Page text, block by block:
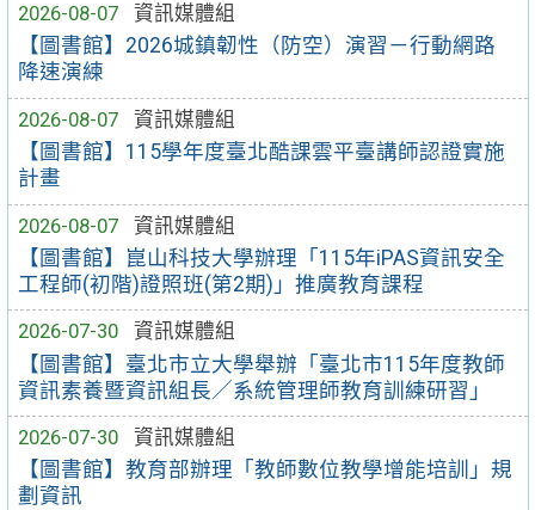
2026-08-07
資訊媒體組
【圖書館】2026城鎮韌性（防空）演習－行動網路
降速演練
2026-08-07
資訊媒體組
【圖書館】115學年度臺北酷課雲平臺講師認證實施
計畫
2026-08-07
資訊媒體組
【圖書館】崑山科技大學辦理「115年iPAS資訊安全
工程師(初階)證照班(第2期)」推廣教育課程
2026-07-30
資訊媒體組
【圖書館】臺北市立大學舉辦「臺北市115年度教師
資訊素養暨資訊組長／系統管理師教育訓練研習」
2026-07-30
資訊媒體組
【圖書館】教育部辦理「教師數位教學增能培訓」規
劃資訊